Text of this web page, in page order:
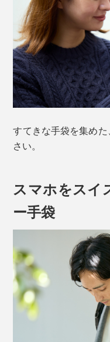
すてきな手袋を集め
さい。
スマホをスイ
ー手袋